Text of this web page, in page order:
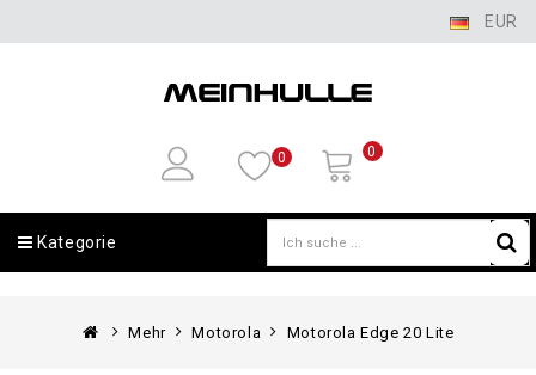
EUR
0 0
Kategorie
Mehr Motorola Motorola Edge 20 Lite